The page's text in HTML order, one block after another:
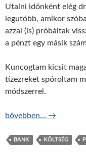
Utalni időnként elég
legutóbb, amikor
azzal (is) próbáltak
a pénzt egy másik
Kuncogtam kicsit
tízezreket spóroltam
módszerrel.
Ingyen mozgatni a
bővebben… →
BANK KÖLTSÉG